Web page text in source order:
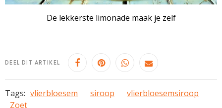
De lekkerste limonade maak je zelf
DEEL DIT ARTIKEL
Tags: vlierbloesem siroop
vlierbloesemsiroop
Zoet